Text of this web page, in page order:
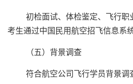
初检面试、体检鉴定、飞行职
考生通过中国民用航空招飞信息系
（五）背景调查
符合航空公司飞行学员背景调